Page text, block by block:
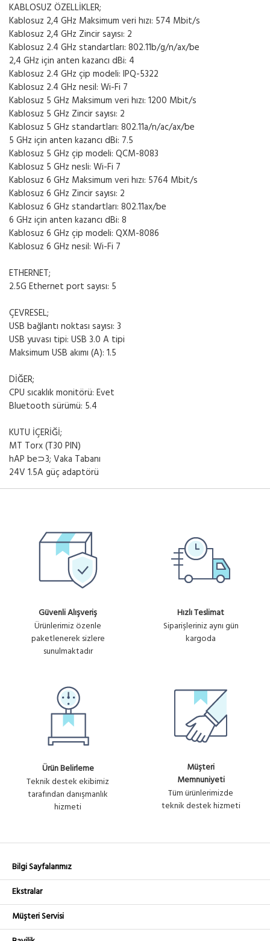
KABLOSUZ ÖZELLİKLER;
Kablosuz 2,4 GHz Maksimum veri hızı: 574 Mbit/s
Kablosuz 2,4 GHz Zincir sayısı: 2
Kablosuz 2.4 GHz standartları: 802.11b/g/n/ax/be
2,4 GHz için anten kazancı dBi: 4
Kablosuz 2.4 GHz çip modeli: IPQ-5322
Kablosuz 2.4 GHz nesil: Wi-Fi 7
Kablosuz 5 GHz Maksimum veri hızı: 1200 Mbit/s
Kablosuz 5 GHz Zincir sayısı: 2
Kablosuz 5 GHz standartları: 802.11a/n/ac/ax/be
5 GHz için anten kazancı dBi: 7.5
Kablosuz 5 GHz çip modeli: QCM-8083
Kablosuz 5 GHz nesli: Wi-Fi 7
Kablosuz 6 GHz Maksimum veri hızı: 5764 Mbit/s
Kablosuz 6 GHz Zincir sayısı: 2
Kablosuz 6 GHz standartları: 802.11ax/be
6 GHz için anten kazancı dBi: 8
Kablosuz 6 GHz çip modeli: QXM-8086
Kablosuz 6 GHz nesil: Wi-Fi 7
ETHERNET;
2.5G Ethernet port sayısı: 5
ÇEVRESEL;
USB bağlantı noktası sayısı: 3
USB yuvası tipi: USB 3.0 A tipi
Maksimum USB akımı (A): 1.5
DİĞER;
CPU sıcaklık monitörü: Evet
Bluetooth sürümü: 5.4
KUTU İÇERİĞİ;
MT Torx (T30 PIN)
hAP be⊃3; Vaka Tabanı
24V 1.5A güç adaptörü
Güvenli Alışveriş
Ürünlerimiz özenle
paketlenerek sizlere
sunulmaktadır
Hızlı Teslimat
Siparişleriniz aynı gün
kargoda
Ürün Belirleme
Teknik destek ekibimiz
tarafından danışmanlık
hizmeti
Müşteri
Memnuniyeti
Tüm ürünlerimizde
teknik destek hizmeti
Bilgi Sayfalarımız
Ekstralar
Müşteri Servisi